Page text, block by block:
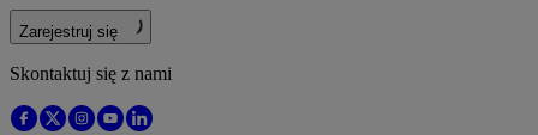
Zarejestruj się
Skontaktuj się z nami